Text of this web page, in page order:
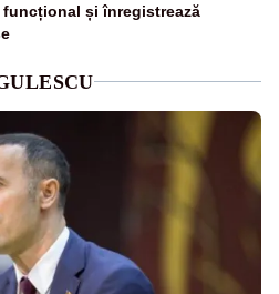
și înregistrează